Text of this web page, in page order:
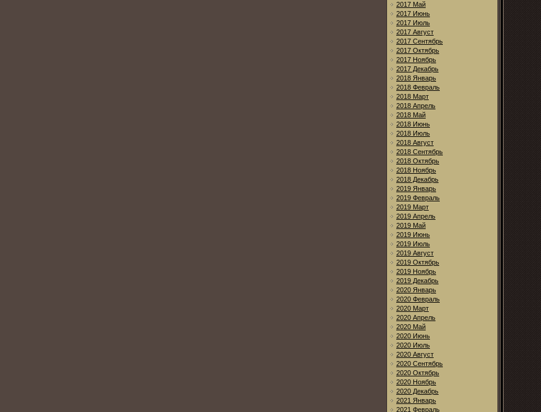
2017 Май
2017 Июнь
2017 Июль
2017 Август
2017 Сентябрь
2017 Октябрь
2017 Ноябрь
2017 Декабрь
2018 Январь
2018 Февраль
2018 Март
2018 Апрель
2018 Май
2018 Июнь
2018 Июль
2018 Август
2018 Сентябрь
2018 Октябрь
2018 Ноябрь
2018 Декабрь
2019 Январь
2019 Февраль
2019 Март
2019 Апрель
2019 Май
2019 Июнь
2019 Июль
2019 Август
2019 Октябрь
2019 Ноябрь
2019 Декабрь
2020 Январь
2020 Февраль
2020 Март
2020 Апрель
2020 Май
2020 Июнь
2020 Июль
2020 Август
2020 Сентябрь
2020 Октябрь
2020 Ноябрь
2020 Декабрь
2021 Январь
2021 Февраль